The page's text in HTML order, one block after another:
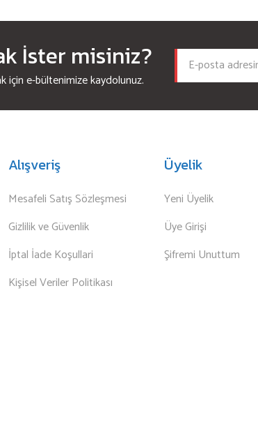
İster misiniz?
için e-bültenimize kaydolunuz.
Alışveriş
Mesafeli Satış Sözleşmesi
Gizlilik ve Güvenlik
İptal İade Koşullari
Kişisel Veriler Politikası
Üyelik
Yeni Üyelik
Üye Girişi
Şifremi Unuttum